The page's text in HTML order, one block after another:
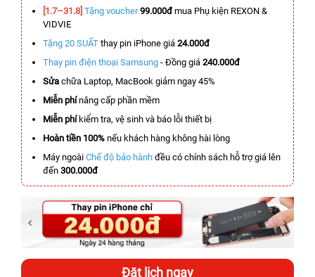
[1.7–31.8] Tặng voucher 99.000đmua Phụ kiện REXON &
VIDVIE
Tặng 20 SUẤT thay pin iPhone giá 24.000đ
Thay pin điện thoại Samsung - Đồng giá 240.000đ
Sửa chữa Laptop, MacBook giảm ngay 45%
Miễn phínâng cấp phần mềm
Miễn phíkiểm tra, vệ sinh và báo lỗi thiết bị
Hoàn tiền 100% nếu khách hàng không hài lòng
Máy ngoài Chế độ bảo hành đều có chính sách hỗ trợ giá lên
đến 300.000đ
Đặt lịch ngay